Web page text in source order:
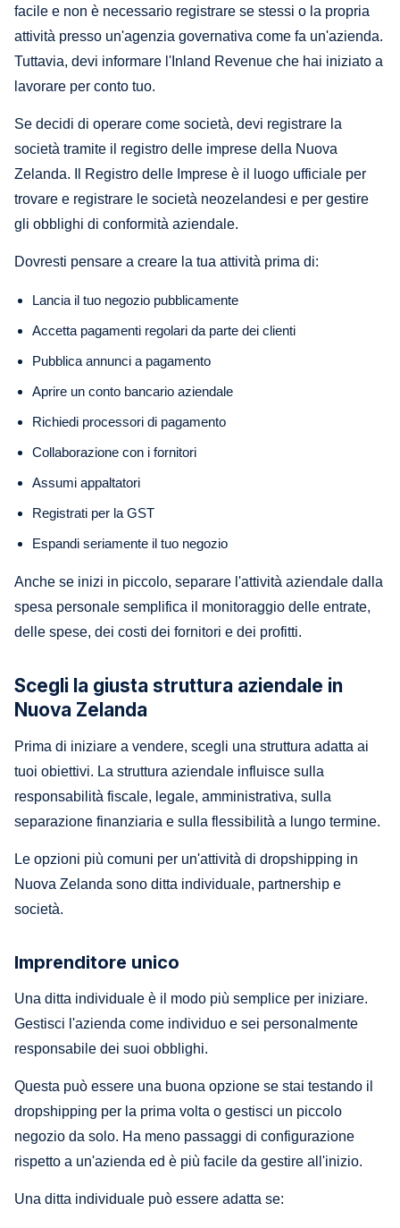
facile e non è necessario registrare se stessi o la propria
attività presso un'agenzia governativa come fa un'azienda.
Tuttavia, devi informare l'Inland Revenue che hai iniziato a
lavorare per conto tuo.
Se decidi di operare come società, devi registrare la
società tramite il registro delle imprese della Nuova
Zelanda. Il Registro delle Imprese è il luogo ufficiale per
trovare e registrare le società neozelandesi e per gestire
gli obblighi di conformità aziendale.
Dovresti pensare a creare la tua attività prima di:
Lancia il tuo negozio pubblicamente
Accetta pagamenti regolari da parte dei clienti
Pubblica annunci a pagamento
Aprire un conto bancario aziendale
Richiedi processori di pagamento
Collaborazione con i fornitori
Assumi appaltatori
Registrati per la GST
Espandi seriamente il tuo negozio
Anche se inizi in piccolo, separare l'attività aziendale dalla
spesa personale semplifica il monitoraggio delle entrate,
delle spese, dei costi dei fornitori e dei profitti.
Scegli la giusta struttura aziendale in
Nuova Zelanda
Prima di iniziare a vendere, scegli una struttura adatta ai
tuoi obiettivi. La struttura aziendale influisce sulla
responsabilità fiscale, legale, amministrativa, sulla
separazione finanziaria e sulla flessibilità a lungo termine.
Le opzioni più comuni per un'attività di dropshipping in
Nuova Zelanda sono ditta individuale, partnership e
società.
Imprenditore unico
Una ditta individuale è il modo più semplice per iniziare.
Gestisci l'azienda come individuo e sei personalmente
responsabile dei suoi obblighi.
Questa può essere una buona opzione se stai testando il
dropshipping per la prima volta o gestisci un piccolo
negozio da solo. Ha meno passaggi di configurazione
rispetto a un'azienda ed è più facile da gestire all'inizio.
Una ditta individuale può essere adatta se: